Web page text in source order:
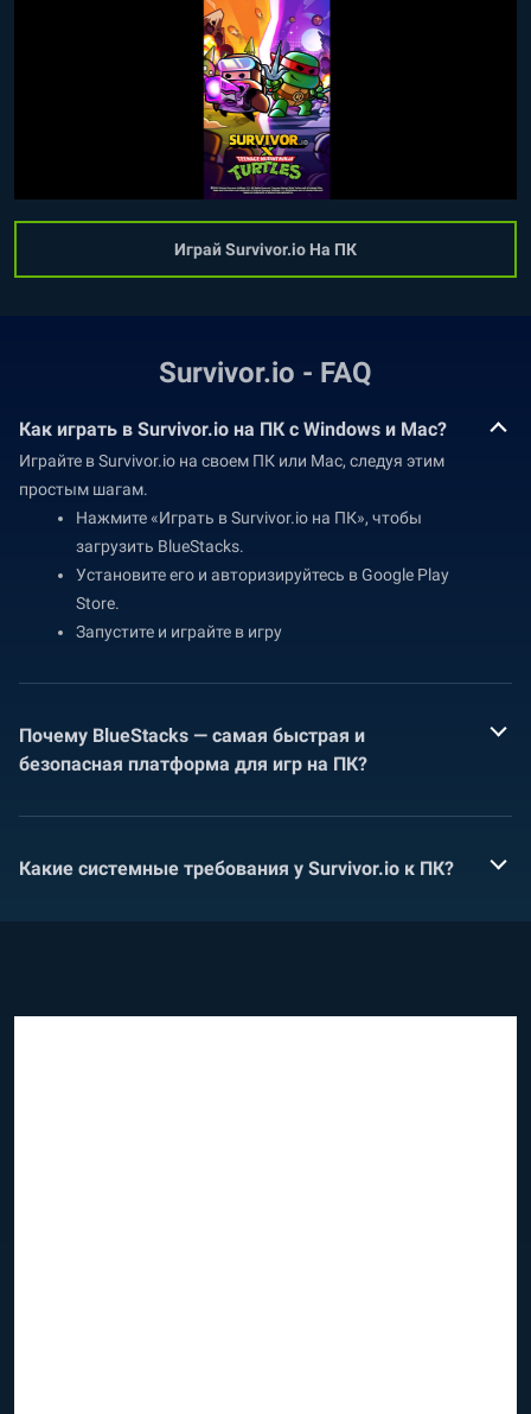
Играй Survivor.io На ПК
Survivor.io - FAQ
Как играть в Survivor.io на ПК с Windows и Mac?
Играйте в Survivor.io на своем ПК или Mac, следуя этим
простым шагам.
Нажмите «Играть в Survivor.io на ПК», чтобы
загрузить BlueStacks.
Установите его и авторизируйтесь в Google Play
Store.
Запустите и играйте в игру
Почему BlueStacks — самая быстрая и
безопасная платформа для игр на ПК?
Какие системные требования у Survivor.io к ПК?